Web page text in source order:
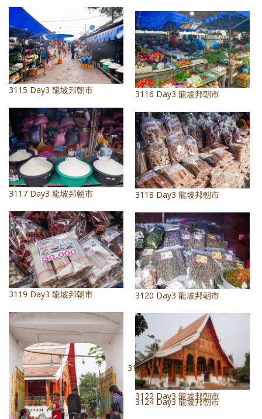
訂閱電子報
3115 Day3 龍坡邦朝市 3116 Day3 龍坡邦朝市
3117 Day3 龍坡邦朝市 3118 Day3 龍坡邦朝市
3119 Day3 龍坡邦朝市 3120 Day3 龍坡邦朝市
3122 Day3 龍坡邦朝市